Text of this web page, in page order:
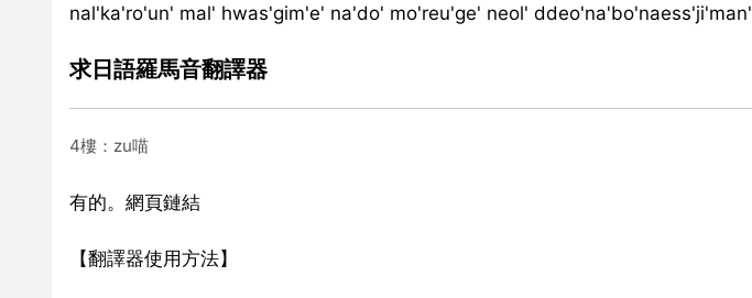
nal'ka'ro'un' mal' hwas'gim'e' na'do' mo'reu'ge' neol' ddeo'na'bo'naess'ji'man'
求日語羅馬音翻譯器
4樓：zu喵
有的。網頁鏈結
【翻譯器使用方法】